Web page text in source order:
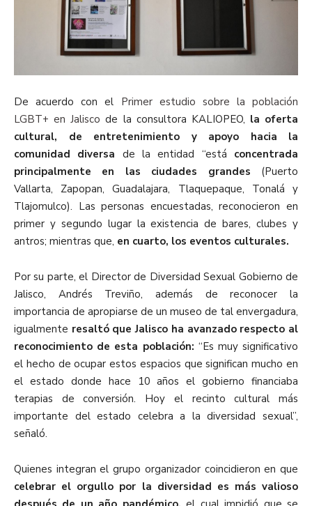
De acuerdo con el Primer estudio sobre la población
LGBT+ en Jalisco de la consultora KALIOPEO, la oferta
cultural, de entretenimiento y apoyo hacia la
comunidad diversa de la entidad “está concentrada
principalmente en las ciudades grandes (Puerto
Vallarta, Zapopan, Guadalajara, Tlaquepaque, Tonalá y
Tlajomulco). Las personas encuestadas, reconocieron en
primer y segundo lugar la existencia de bares, clubes y
antros; mientras que, en cuarto, los eventos culturales.
Por su parte, el Director de Diversidad Sexual Gobierno de
Jalisco, Andrés Treviño, además de reconocer la
importancia de apropiarse de un museo de tal envergadura,
igualmente resaltó que Jalisco ha avanzado respecto al
reconocimiento de esta población: “Es muy significativo
el hecho de ocupar estos espacios que significan mucho en
el estado donde hace 10 años el gobierno financiaba
terapias de conversión. Hoy el recinto cultural más
importante del estado celebra a la diversidad sexual”,
señaló.
Quienes integran el grupo organizador coincidieron en que
celebrar el orgullo por la diversidad es más valioso